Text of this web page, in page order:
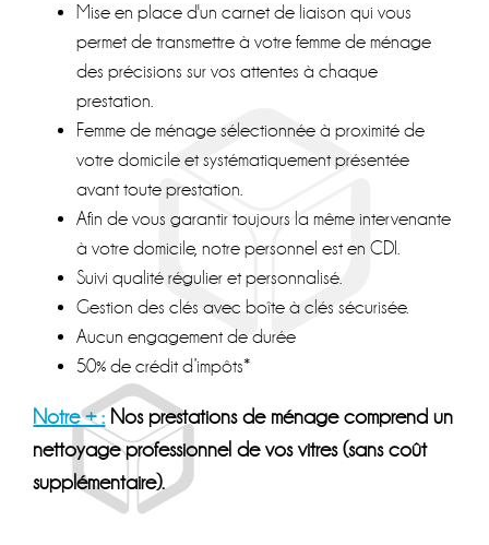
Mise en place d'un carnet de liaison qui vous
permet de transmettre à votre femme de ménage
des précisions sur vos attentes à chaque
prestation.
Femme de ménage sélectionnée à proximité de
votre domicile et systématiquement présentée
avant toute prestation.
Afin de vous garantir toujours la même intervenante
à votre domicile, notre personnel est en CDI.
Suivi qualité régulier et personnalisé.
Gestion des clés avec boîte à clés sécurisée.
Aucun engagement de durée
50% de crédit d’impôts*
Notre + :Nos prestations de ménage comprend un
nettoyage professionnel de vos vitres (sans coût
supplémentaire).